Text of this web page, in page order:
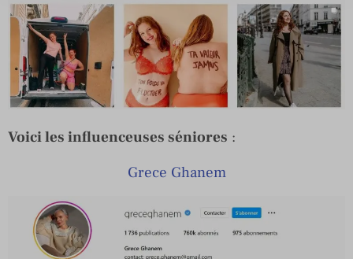
Voici les influenceuses séniores :
Grece Ghanem